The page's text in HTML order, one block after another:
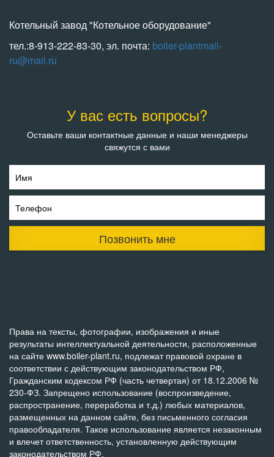
Котельный завод "Котельное оборудование"
тел.:8-913-222-83-30, эл. почта: boiler-plantmail-
ru@mail.ru
У вас есть вопросы?
Оставьте ваши контактные данные и наши менеджеры
свяжутся с вами
Имя
Телефон
Позвонить мне
Права на тексты, фотографии, изображения и иные
результаты интеллектуальной деятельности, расположенные
на сайте www.boiler-plant.ru, подлежат правовой охране в
соответствии с действующим законодательством РФ,
Гражданским кодексом РФ (часть четвертая) от 18.12.2006 №
230-ФЗ. Запрещено использование (воспроизведение,
распространение, переработка и т.д.) любых материалов,
размещенных на данном сайте, без письменного согласия
правообладателя. Такое использование является незаконным
и влечет ответственность, установленную действующим
законодательством РФ.